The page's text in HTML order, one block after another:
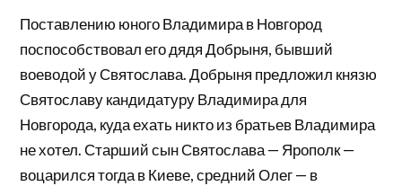
Поставлению юного Владимира в Новгород
поспособствовал его дядя Добрыня, бывший
воеводой у Святослава. Добрыня предложил князю
Святославу кандидатуру Владимира для
Новгорода, куда ехать никто из братьев Владимира
не хотел. Старший сын Святослава — Ярополк —
воцарился тогда в Киеве, средний Олег — в